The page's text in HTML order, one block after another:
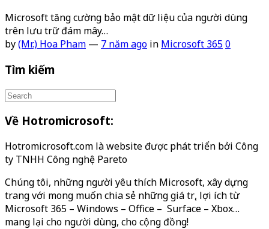
Microsoft tăng cường bảo mật dữ liệu của người dùng
trên lưu trữ đám mây…
by(Mr.) Hoa Pham — 7 năm ago in Microsoft 3650
Tìm kiếm
Về Hotromicrosoft:
Hotromicrosoft.com là website được phát triển bởi Công
ty TNHH Công nghệ Pareto
Chúng tôi, những người yêu thích Microsoft, xây dựng
trang với mong muốn chia sẻ những giá trị, lợi ích từ
Microsoft 365 – Windows – Office – Surface – Xbox…
mang lại cho người dùng, cho cộng đồng!